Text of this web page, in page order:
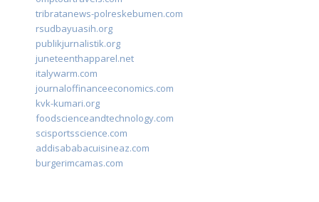
tribratanews-polreskebumen.com
rsudbayuasih.org
publikjurnalistik.org
juneteenthapparel.net
italywarm.com
journaloffinanceeconomics.com
kvk-kumari.org
foodscienceandtechnology.com
scisportsscience.com
addisababacuisineaz.com
burgerimcamas.com